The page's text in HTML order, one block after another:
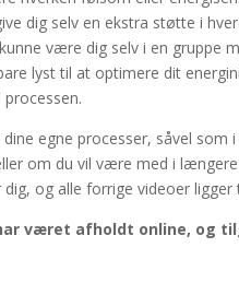
dig selv en ekstra støtte i
være dig selv i en gruppe
lyst til at optimere dit
egne processer, såvel
om du vil være med i
og alle forrige videoer
været afholdt online, og